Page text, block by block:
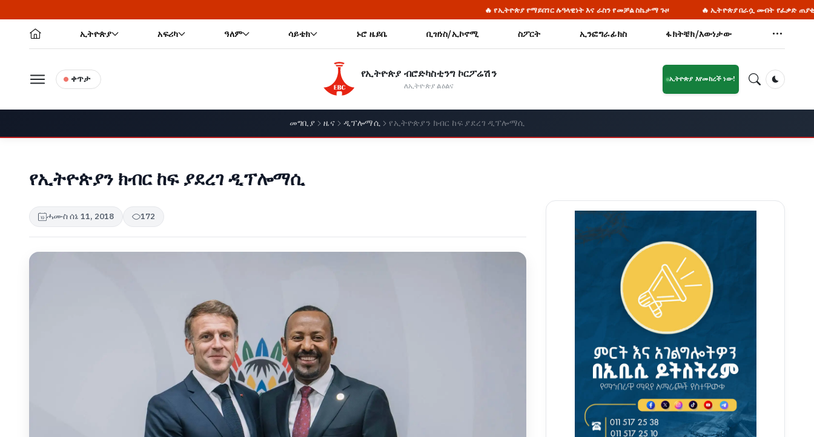
🔥 የኢትዮጵያ የማይበገር ሉዓላዊነት እና ራስን የመቻል ስኬታማ ጉዞ 🔥 ኢትዮጵያ በራሷ መብት የፈቃድ ጠያቂነት ታሪክ የላትም
ኢትዮጵያ አፍሪካ ዓለም ሳይቴክ ኑሮ ዜይቤ ቢዝነስ/ኢኮኖሚ ስፖርት ኢንፎግራፊክስ ፋክትቼክ/እውነታው
ቀጥታ የኢትዮጵያ ብሮድካስቲንግ ኮርፖሬሽን
ለኢትዮጵያ ልዕልና
ኢትዮጵያ እየመከረች ነው!
Dark
መግቢያ ዜና ዲፕሎማሲ የኢትዮጵያን ክብር ከፍ ያደረገ ዲፕሎማሲ
የኢትዮጵያን ክብር ከፍ ያደረገ ዲፕሎማሲ
ሓሙስ ሰኔ 11, 2018 172